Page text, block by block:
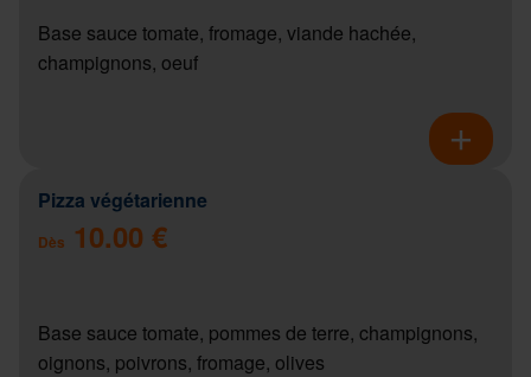
Base sauce tomate, fromage, viande hachée,
champignons, oeuf
Pizza végétarienne
Dès 10.00 €
Base sauce tomate, pommes de terre, champignons,
oignons, poivrons, fromage, olives